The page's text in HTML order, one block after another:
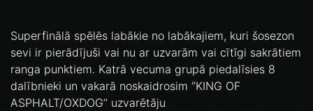
Superfinālā spēlēs labākie no labākajiem, kuri šosezon
sevi ir pierādījuši vai nu ar uzvarām vai cītīgi sakrātiem
ranga punktiem. Katrā vecuma grupā piedalīsies 8
dalībnieki un vakarā noskaidrosim ‘’KING OF
ASPHALT/OXDOG’’ uzvarētāju